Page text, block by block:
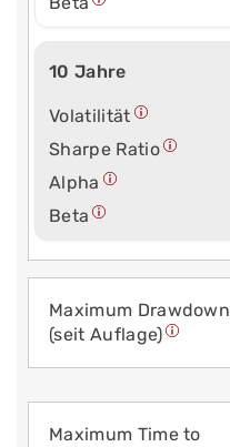
10 Jahre
Volatilität
Sharpe Ratio
Alpha
Beta
Maximum Drawdown
(seit Auflage)
Maximum Time to